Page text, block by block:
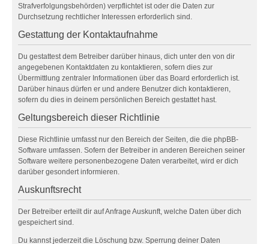
Strafverfolgungsbehörden) verpflichtet ist oder die Daten zur
Durchsetzung rechtlicher Interessen erforderlich sind.
Gestattung der Kontaktaufnahme
Du gestattest dem Betreiber darüber hinaus, dich unter den von dir
angegebenen Kontaktdaten zu kontaktieren, sofern dies zur
Übermittlung zentraler Informationen über das Board erforderlich ist.
Darüber hinaus dürfen er und andere Benutzer dich kontaktieren,
sofern du dies in deinem persönlichen Bereich gestattet hast.
Geltungsbereich dieser Richtlinie
Diese Richtlinie umfasst nur den Bereich der Seiten, die die phpBB-
Software umfassen. Sofern der Betreiber in anderen Bereichen seiner
Software weitere personenbezogene Daten verarbeitet, wird er dich
darüber gesondert informieren.
Auskunftsrecht
Der Betreiber erteilt dir auf Anfrage Auskunft, welche Daten über dich
gespeichert sind.
Du kannst jederzeit die Löschung bzw. Sperrung deiner Daten